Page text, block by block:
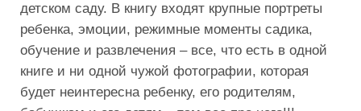
детском саду. В книгу входят крупные портреты
ребенка, эмоции, режимные моменты садика,
обучение и развлечения – все, что есть в одной
книге и ни одной чужой фотографии, которая
будет неинтересна ребенку, его родителям,